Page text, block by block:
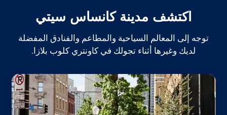
اكتشف مدينة كانساس سيتي
توجه إلى المعالم السياحية والمطاعم والفنادق المفضلة
لديك وغيرها أثناء تجولك في كاونتري كلوب بلازا.